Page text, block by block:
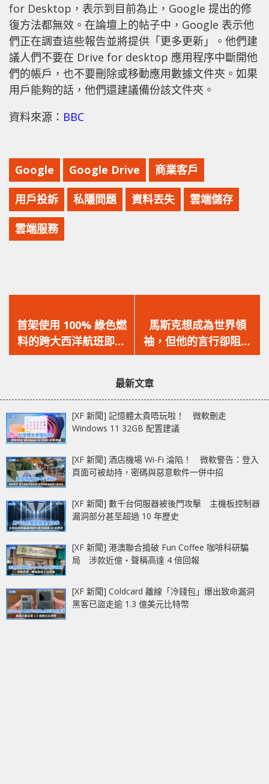
for Desktop，表示到目前為止，Google 提出的修
復方法都無效。在論壇上的帖子中，Google 表示他
們正在調查這些報告並將提供「更多更新」。他們建
議人們不要在 Drive for desktop 應用程序中斷開他
們的帳戶，也不要刪除或移動應用數據文件夾。如果
用戶能夠的話，他們還建議備份該文件夾。
資料來源： BBC
Google Google Drive 商業客戶
用戶投訴 私隱問題 資料丟失 雲端儲存
雲端服務
一
篇
文
首架使用 100% 綠色燃
料的跨大西洋航班即將
起飛！
一
篇
文
馬斯克想成為世界領
袖，但他的言行卻阻礙
了他！
最新文章
[XF 新聞] 記憶體太貴唔玩啦！ 微軟刪走
Windows 11 32GB 配置建議
[XF 新聞] 酒店機場 Wi-Fi 淪陷！ 微軟警告：登入
頁面可被劫持，密碼與惡意軟件一併中招
[XF 新聞] 數千台伺服器被後門攻擊 主機板控制器
漏洞部分甚至超過 10 年歷史
[XF 新聞] 港澳聯合搗破 Fun Coffee 咖啡科研騙
局 涉款近億‧聲稱高達 4 倍回報
[XF 新聞] Coldcard 離線「冷錢包」爆出致命漏洞
黑客已盜走逾 1.3 億美元比特幣